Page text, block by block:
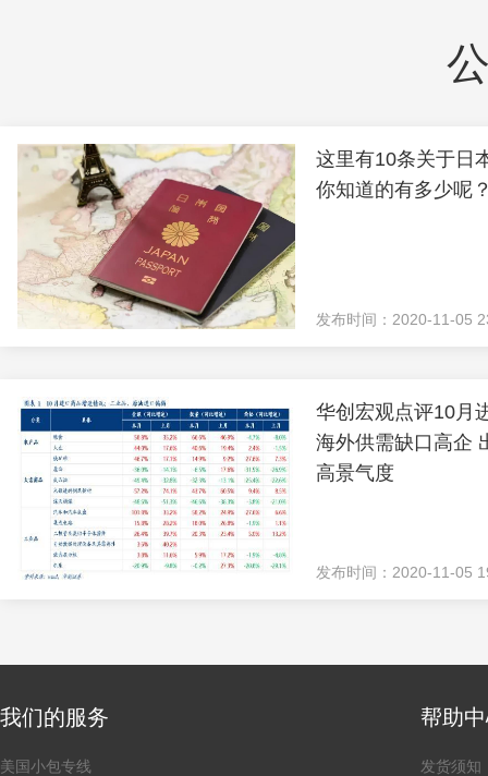
这里有10条关于日
你知道的有多少呢
发布时间：2020-11-05
华创宏观点评10月
海外供需缺口高企
高景气度
发布时间：2020-11-05
我们的服务
美国小包专线
帮助
发货须知